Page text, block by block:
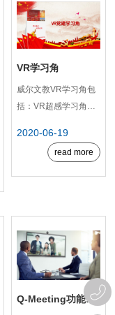
VR学习角
威尔文教VR学习角包
括：VR超感学习角、
空间部署灵活的特点。
普课程、VR全景展
示...
2020-06-19
read more
Q-Meeting功能介绍篇